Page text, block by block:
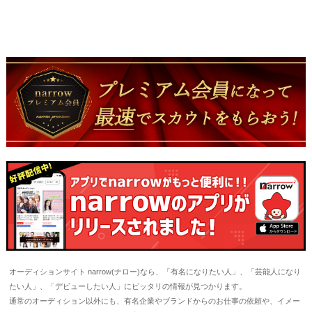
オーディションサイト narrow(ナロー)なら、「有名になりたい人」、「芸能人になり
たい人」、「デビューしたい人」にピッタリの情報が見つかります。
通常のオーディション以外にも、有名企業やブランドからのお仕事の依頼や、イメー